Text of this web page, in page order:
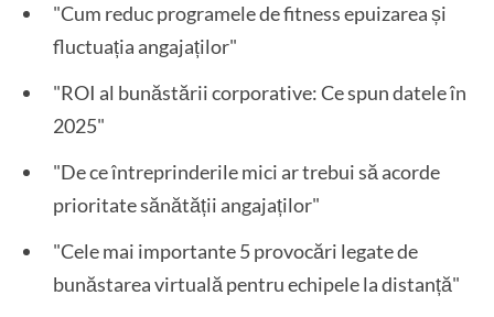
"Cum reduc programele de fitness epuizarea și
fluctuația angajaților"
"ROI al bunăstării corporative: Ce spun datele în
2025"
"De ce întreprinderile mici ar trebui să acorde
prioritate sănătății angajaților"
"Cele mai importante 5 provocări legate de
bunăstarea virtuală pentru echipele la distanță"